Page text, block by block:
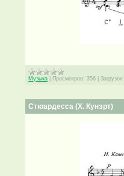
Музыка Просмотров: 356 |Загрузок:
Стюардесса (Х. Кунэрт)